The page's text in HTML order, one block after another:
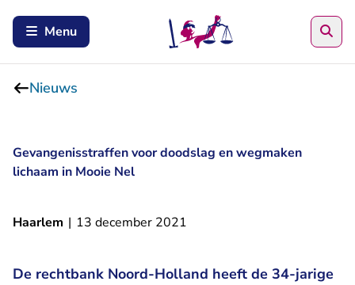
Menu
Nieuws
Gevangenisstraffen voor doodslag en wegmaken
lichaam in Mooie Nel
Haarlem | 13 december 2021
De rechtbank Noord-Holland heeft de 34-jarige